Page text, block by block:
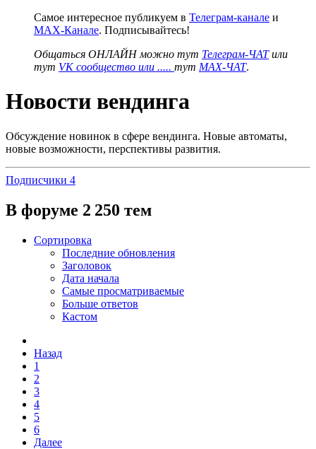
Самое интересное публикуем в Телеграм-канале и
MAX-Канале. Подписывайтесь!
Общаться ОНЛАЙН можно тут Телеграм-ЧАТили
тут VK сообщество или ..... тут MAX-ЧАТ.
Новости вендинга
Обсуждение новинок в сфере вендинга. Новые автоматы,
новые возможности, перспективы развития.
Подписчики 4
В форуме 2 250 тем
Сортировка
Последние обновления
Заголовок
Дата начала
Самые просматриваемые
Больше ответов
Кастом
Назад
1
2
3
4
5
6
Далее